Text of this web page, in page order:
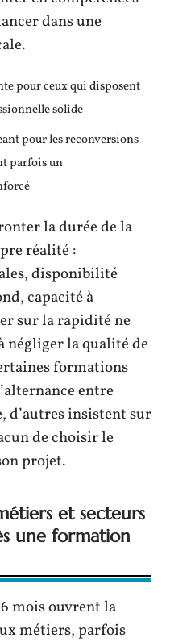
dans une
pour ceux qui disposent
solide
pour les reconversions
parfois un
la durée de la
réalité :
disponibilité
capacité à
sur la rapidité ne
négliger la qualité de
formations
entre
d’autres insistent sur
de choisir le
projet.
et secteurs
une formation
mois ouvrent la
métiers, parfois